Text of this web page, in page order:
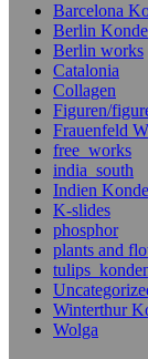
Barcelona
Berlin
Berlin works
Catalonia
Collagen
Figuren/
Frauenfeld
free_works
india_south
Indien
K-slides
phosphor
plants and
Winterthur
Wolga